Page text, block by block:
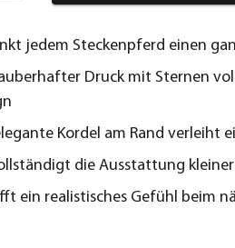
jedem Steckenpferd einen
Druck mit Sternen
Kordel am Rand verleiht
die Ausstattung
ein realistisches Gefühl beim